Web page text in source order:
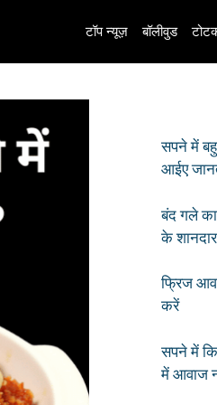
टॉप न्यूज़ बॉलीवुड
सपने में
आईए
बंद गले का
के
फ्रिज
करें
सपने में
में आवाज